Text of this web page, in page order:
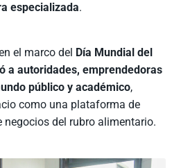
especializada.
el marco del Día Mundial del
a autoridades, emprendedoras
público y académico,
como una plataforma de
negocios del rubro alimentario.